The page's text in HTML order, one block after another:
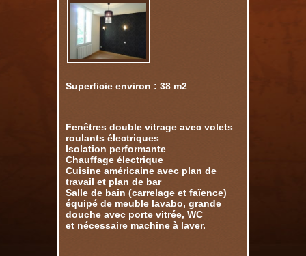
Superficie environ : 38 m2
Fenêtres double vitrage avec volets
roulants électriques
Isolation performante
Chauffage électrique
Cuisine américaine avec plan de
travail et plan de bar
Salle de bain (carrelage et faïence)
équipé de meuble lavabo, grande
douche avec porte vitrée, WC
et nécessaire machine à laver.